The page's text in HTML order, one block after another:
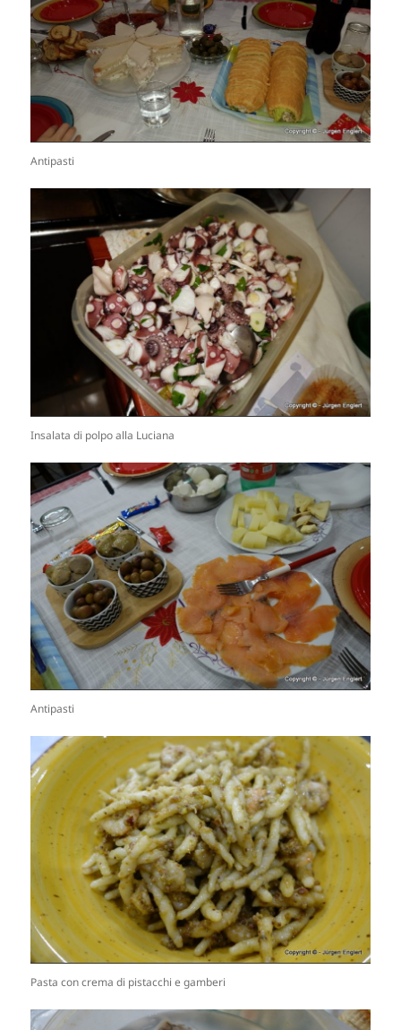
Antipasti
Insalata di polpo alla Luciana
Antipasti
Pasta con crema di pistacchi e gamberi